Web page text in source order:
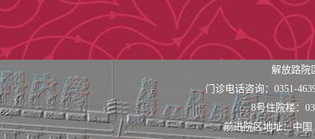
解放路
门诊电话咨询：0351-
8号住院楼：
前进院区地址：中